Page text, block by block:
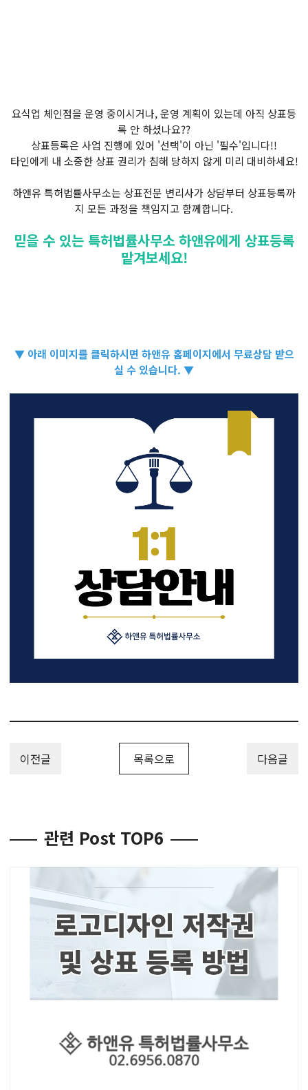
요식업 체인점을 운영 중이시거나, 운영 계획이 있는데 아직 상표등
록 안 하셨나요??
상표등록은 사업 진행에 있어 '선택'이 아닌 '필수'입니다!!
타인에게 내 소중한 상표 권리가 침해 당하지 않게 미리 대비하세요!
하앤유 특허법률사무소는 상표전문 변리사가 상담부터 상표등록까
지 모든 과정을 책임지고 함께합니다.
믿을 수 있는 특허법률사무소 하앤유에게 상표등록
맡겨보세요!
▼ 아래 이미지를 클릭하시면 하앤유 홈페이지에서 무료상담 받으
실 수 있습니다. ▼
이전글 목록으로 다음글
관련 Post TOP6